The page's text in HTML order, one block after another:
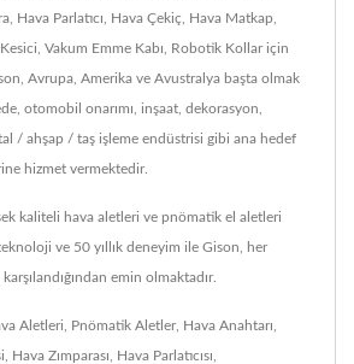
Hava Parlatıcı, Hava Çekiç, Hava Matkap,
Vakum Emme Kabı, Robotik Kollar için
Avrupa, Amerika ve Avustralya başta olmak
otomobil onarımı, inşaat, dekorasyon,
/ ahşap / taş işleme endüstrisi gibi ana hedef
hizmet vermektedir.
kaliteli hava aletleri ve pnömatik el aletleri
ve 50 yıllık deneyim ile Gison, her
emin olmaktadır.
Aletleri Pnömatik Aletler, Hava Anahtarı
Hava Zımparası Hava Parlatıcısı